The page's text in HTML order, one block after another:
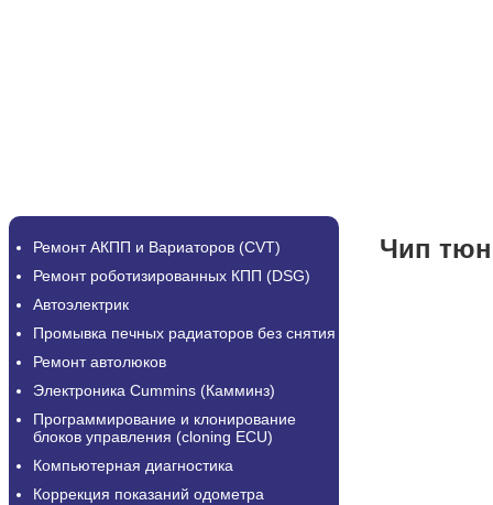
Ремонт АКПП и Вариаторов (CVT)
Ремонт роботизированных КПП (DSG)
Автоэлектрик
Промывка печных радиаторов без снятия
Ремонт автолюков
Электроника Cummins (Камминз)
Программирование и клонирование
блоков управления (cloning ECU)
Компьютерная диагностика
Коррекция показаний одометра
Чип